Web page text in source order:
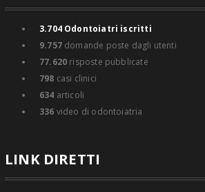
3.704Odontoiatri iscritti
9.757domande poste dagli utenti
77.620 risposte pubblicate
798 casi clinici
634 articoli
336 video di odontoiatria
LINK DIRETTI